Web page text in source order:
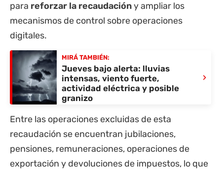
para reforzar la recaudacióny ampliar los
mecanismos de control sobre operaciones
digitales.
MIRÁ TAMBIÉN:
Jueves bajo alerta: lluvias
intensas, viento fuerte,
actividad eléctrica y posible
granizo
›
Entre las operaciones excluidas de esta
recaudación se encuentran jubilaciones,
pensiones, remuneraciones, operaciones de
exportación y devoluciones de impuestos, lo que